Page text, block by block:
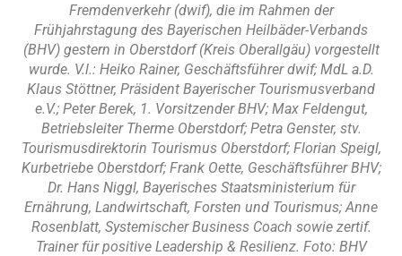
Fremdenverkehr (dwif), die im Rahmen der
Frühjahrstagung des Bayerischen Heilbäder-Verbands
(BHV) gestern in Oberstdorf (Kreis Oberallgäu) vorgestellt
wurde. V.l.: Heiko Rainer, Geschäftsführer dwif; MdL a.D.
Klaus Stöttner, Präsident Bayerischer Tourismusverband
e.V.; Peter Berek, 1. Vorsitzender BHV; Max Feldengut,
Betriebsleiter Therme Oberstdorf; Petra Genster, stv.
Tourismusdirektorin Tourismus Oberstdorf; Florian Speigl,
Kurbetriebe Oberstdorf; Frank Oette, Geschäftsführer BHV;
Dr. Hans Niggl, Bayerisches Staatsministerium für
Ernährung, Landwirtschaft, Forsten und Tourismus; Anne
Rosenblatt, Systemischer Business Coach sowie zertif.
Trainer für positive Leadership & Resilienz. Foto: BHV